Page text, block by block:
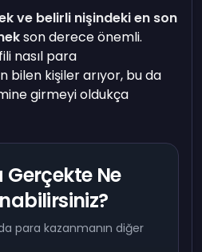
ve belirli nişindeki en son
son derece önemli.
nasıl para
bilen kişiler arıyor, bu da
girmeyi oldukça
Ne
para kazanmanın diğer